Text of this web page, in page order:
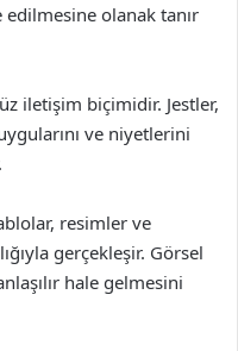
olanak tanır
iletişim biçimidir. Jestler,
ve niyetlerini
resimler ve
gerçekleşir. Görsel
hale gelmesini